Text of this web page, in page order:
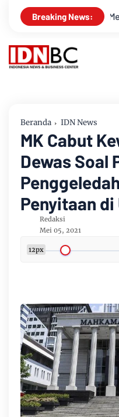
Breaking News:
Media” untuk
Beranda IDN News
MK Cabut
Dewas Soal
Penyitaan di
Redaksi
Mei 05, 2021
12px